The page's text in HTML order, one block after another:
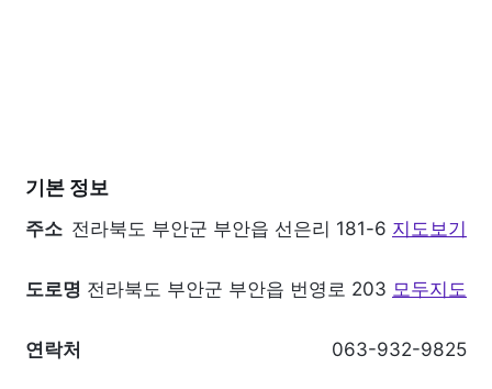
기본 정보
주소 전라북도 부안군 부안읍 선은리 181-6 지도보기
도로명 전라북도 부안군 부안읍 번영로 203 모두지도
연락처 063-932-9825